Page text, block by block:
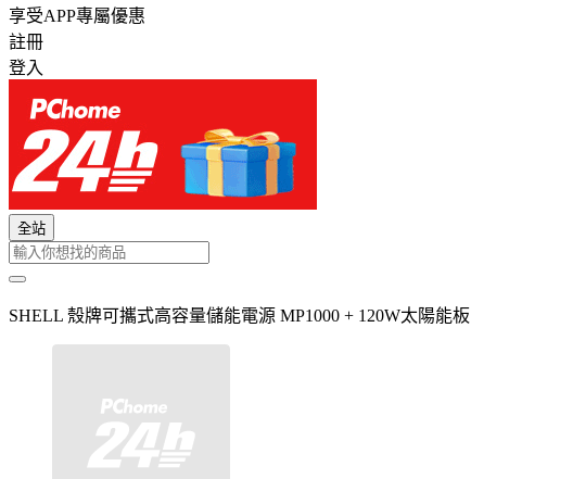
享受APP專屬優惠
註冊
登入
全站
SHELL 殼牌可攜式高容量儲能電源 MP1000 + 120W太陽能板